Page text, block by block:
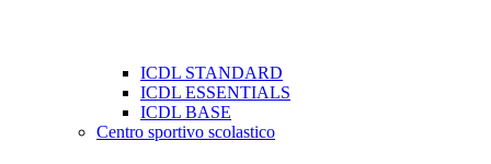
ICDL STANDARD
ICDL ESSENTIALS
ICDL BASE
Centro sportivo scolastico